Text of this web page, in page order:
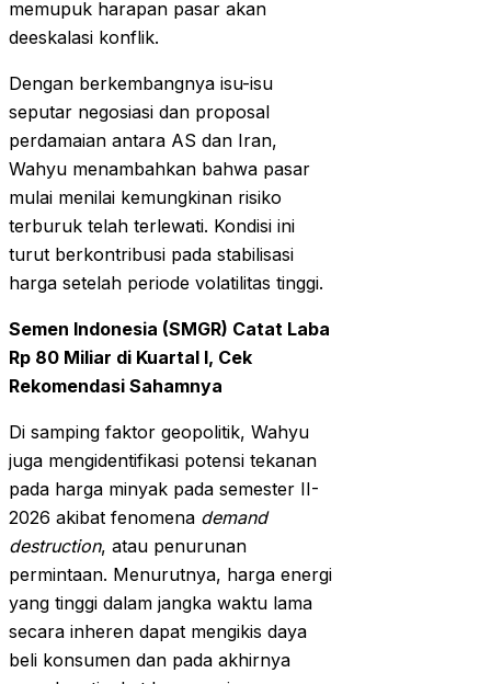
memupuk harapan pasar akan
deeskalasi konflik.
Dengan berkembangnya isu-isu
seputar negosiasi dan proposal
perdamaian antara AS dan Iran,
Wahyu menambahkan bahwa pasar
mulai menilai kemungkinan risiko
terburuk telah terlewati. Kondisi ini
turut berkontribusi pada stabilisasi
harga setelah periode volatilitas tinggi.
Semen Indonesia (SMGR) Catat Laba
Rp 80 Miliar di Kuartal I, Cek
Rekomendasi Sahamnya
Di samping faktor geopolitik, Wahyu
juga mengidentifikasi potensi tekanan
pada harga minyak pada semester II-
2026 akibat fenomena demand
destruction, atau penurunan
permintaan. Menurutnya, harga energi
yang tinggi dalam jangka waktu lama
secara inheren dapat mengikis daya
beli konsumen dan pada akhirnya